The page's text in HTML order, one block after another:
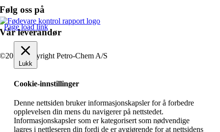
Følg oss på
Vår leverandør
©2019 Copyright Petro-Chem A/S
Page load link
Lukk
Cookie-innstillinger
Denne nettsiden bruker informasjonskapsler for å forbedre
opplevelsen din mens du navigerer på nettstedet.
Informasjonskapsler som er kategorisert som nødvendige
lagres i nettleseren din fordi de er avgjørende for at nettsidens